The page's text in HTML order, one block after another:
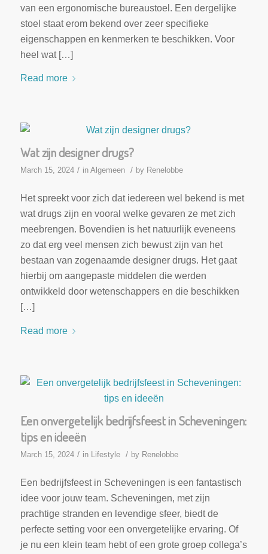
van een ergonomische bureaustoel. Een dergelijke
stoel staat erom bekend over zeer specifieke
eigenschappen en kenmerken te beschikken. Voor
heel wat […]
Read more
Wat zijn designer drugs?
March 15, 2024 / in Algemeen / by Renelobbe
Het spreekt voor zich dat iedereen wel bekend is met
wat drugs zijn en vooral welke gevaren ze met zich
meebrengen. Bovendien is het natuurlijk eveneens
zo dat erg veel mensen zich bewust zijn van het
bestaan van zogenaamde designer drugs. Het gaat
hierbij om aangepaste middelen die werden
ontwikkeld door wetenschappers en die beschikken
[…]
Read more
Een onvergetelijk bedrijfsfeest in Scheveningen:
tips en ideeën
March 15, 2024 / in Lifestyle / by Renelobbe
Een bedrijfsfeest in Scheveningen is een fantastisch
idee voor jouw team. Scheveningen, met zijn
prachtige stranden en levendige sfeer, biedt de
perfecte setting voor een onvergetelijke ervaring. Of
je nu een klein team hebt of een grote groep collega’s